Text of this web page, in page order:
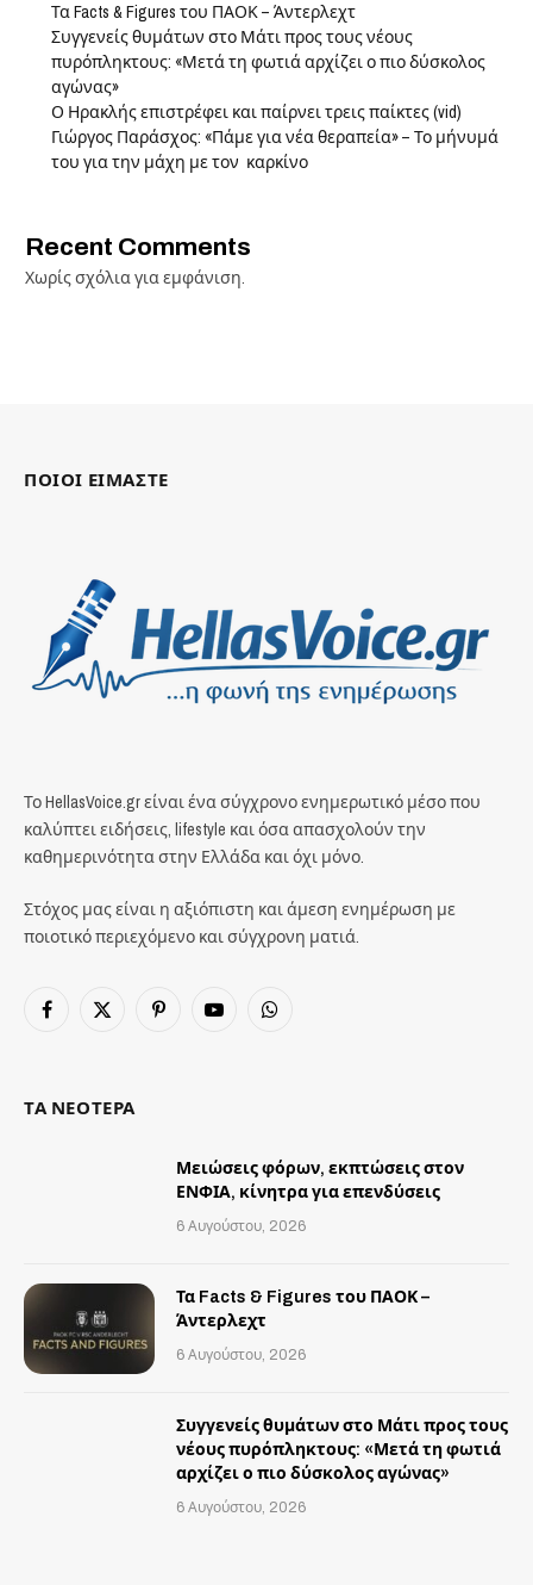
Τα Facts & Figures του ΠΑΟΚ – Άντερλεχτ
Συγγενείς θυμάτων στο Μάτι προς τους νέους
πυρόπληκτους: «Μετά τη φωτιά αρχίζει ο πιο δύσκολος
αγώνας»
Ο Ηρακλής επιστρέφει και παίρνει τρεις παίκτες (vid)
Γιώργος Παράσχος: «Πάμε για νέα θεραπεία» – Το μήνυμά
του για την μάχη με τον καρκίνο
Recent Comments
Χωρίς σχόλια για εμφάνιση.
ΠΟΙΟΙ ΕΙΜΑΣΤΕ
Το HellasVoice.gr είναι ένα σύγχρονο ενημερωτικό μέσο που
καλύπτει ειδήσεις, lifestyle και όσα απασχολούν την
καθημερινότητα στην Ελλάδα και όχι μόνο.
Στόχος μας είναι η αξιόπιστη και άμεση ενημέρωση με
ποιοτικό περιεχόμενο και σύγχρονη ματιά.
Facebook
X
PinterestYouTubeWhatsApp
ΤΑ ΝΕΟΤΕΡΑ
Μειώσεις φόρων, εκπτώσεις στον
ΕΝΦΙΑ, κίνητρα για επενδύσεις
6 Αυγούστου, 2026
Τα Facts & Figures του ΠΑΟΚ –
Άντερλεχτ
6 Αυγούστου, 2026
Συγγενείς θυμάτων στο Μάτι προς τους
νέους πυρόπληκτους: «Μετά τη φωτιά
αρχίζει ο πιο δύσκολος αγώνας»
6 Αυγούστου, 2026